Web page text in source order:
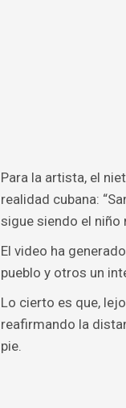
Para la artista, el
realidad cubana:
sigue siendo el niño
El video ha
pueblo y otros un
Lo cierto es que,
reafirmando la
pie.